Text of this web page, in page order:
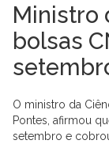
Ministro
bolsas
O ministro da
Pontes, afirmou
setembro e